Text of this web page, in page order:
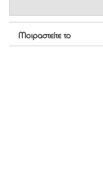
Μοιραστείτε το